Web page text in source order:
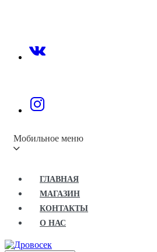
Мобильное меню
ГЛАВНАЯ
МАГАЗИН
КОНТАКТЫ
О НАС